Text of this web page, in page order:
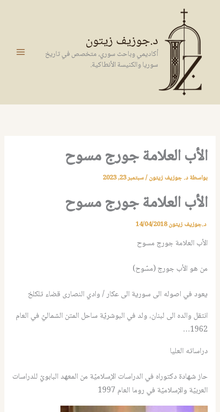
المحتوى
د.جوزيف زيتون
أكاديمي وباحث سوري، متخصص في تاريخ
سوريا والكنيسة الأنطاكية.
الأب العلامة جورج مسوح
بواسطةد. جوزيف زيتون/سبتمبر 23, 2023
الأب العلامة جورج مسوح
د.جوزيف زيتون14/04/2018
الأب العلامة جورج مسوح
من هو الأب جورج (مسّوح)
يعود في اصوله الى سورية الى عكار / وادي النصارى قضاء تلكلخ
انتقل والده الى لبنان، ولد في البوشريّة ساحل المتن الشماليّ في العام
1962…
دراساته العليا
حاز شهادة دكتوراه في الدراسات الإسلاميّة من المعهد البابويّ للدراسات
العربيّة والإسلاميّة في روما العام 1997